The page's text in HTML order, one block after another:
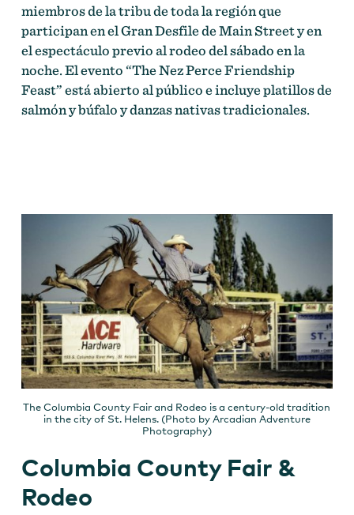
miembros de la tribu de toda la región que
participan en el Gran Desfile de Main Street y en
el espectáculo previo al rodeo del sábado en la
noche. El evento “The Nez Perce Friendship
Feast” está abierto al público e incluye platillos de
salmón y búfalo y danzas nativas tradicionales.
The Columbia County Fair and Rodeo is a century-old tradition
in the city of St. Helens. (Photo by Arcadian Adventure
Photography)
Columbia County Fair &
Rodeo